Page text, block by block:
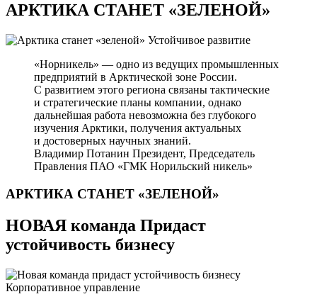
АРКТИКА СТАНЕТ «ЗЕЛЕНОЙ»
Устойчивое развитие
«Норникель» — одно из ведущих промышленных
предприятий в Арктической зоне России.
С развитием этого региона связаны тактические
и стратегические планы компании, однако
дальнейшая работа невозможна без глубокого
изучения Арктики, получения актуальных
и достоверных научных знаний.
Владимир Потанин Президент, Председатель
Правления ПАО «ГМК Норильский никель»
АРКТИКА СТАНЕТ «ЗЕЛЕНОЙ»
НОВАЯ команда Придаст
устойчивость бизнесу
Корпоративное управление